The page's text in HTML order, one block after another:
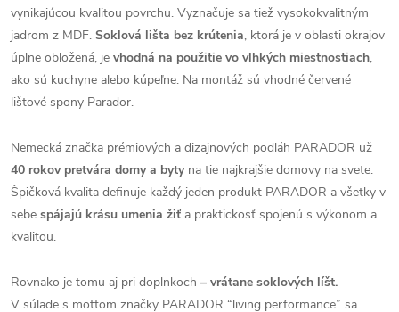
vynikajúcou kvalitou povrchu. Vyznačuje sa tiež vysokokvalitným
jadrom z MDF. Soklová lišta bez krútenia, ktorá je v oblasti okrajov
úplne obložená, je vhodná na použitie vo vlhkých miestnostiach,
ako sú kuchyne alebo kúpeľne. Na montáž sú vhodné červené
lištové spony Parador.
Nemecká značka prémiových a dizajnových podláh PARADOR už
40 rokov pretvára domy a byty na tie najkrajšie domovy na svete.
Špičková kvalita definuje každý jeden produkt PARADOR a všetky v
sebe spájajú krásu umenia žiť a praktickosť spojenú s výkonom a
kvalitou.
Rovnako je tomu aj pri doplnkoch – vrátane soklových líšt.
V súlade s mottom značky PARADOR “living performance” sa